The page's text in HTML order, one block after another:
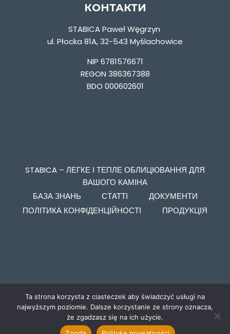
КОНТАКТИ
STABICA Paweł Węgrzyn
ul. Płocka 81A, 32-543 Myślachowice
NIP 6781576671
REGON 386367388
BDO 000602601
STABICA – ЛЕГКЕ І ТЕПЛЕ ОБЛИЦЮВАННЯ ДЛЯ
ВАШОГО КАМІНА
БАЗА ЗНАНЬ
СТАТТІ
ДОКУМЕНТИ
ПОЛІТИКА КОНФІДЕНЦІЙНОСТІ
ПРОДУКЦІЯ
Ta strona korzysta z ciasteczek aby świadczyć usługi na
najwyższym poziomie. Dalsze korzystanie ze strony oznacza,
że zgadzasz się na ich użycie.